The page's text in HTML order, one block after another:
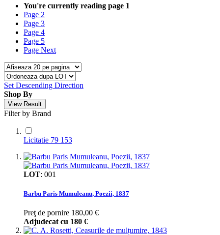
You're currently reading page 1
Page 2
Page 3
Page 4
Page 5
Page Next
Set Descending Direction
Shop By
View Result
Filter by Brand
Licitatie 79 153
LOT: 001
Barbu Paris Mumuleanu, Poezii, 1837
Preţ de pornire 180,00 €
Adjudecat cu 180 €